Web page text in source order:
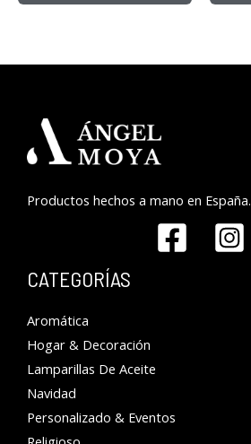
Productos hechos a mano en España.
CATEGORÍAS
Aromática
Hogar & Decoración
Lamparillas De Aceite
Navidad
Personalizado & Eventos